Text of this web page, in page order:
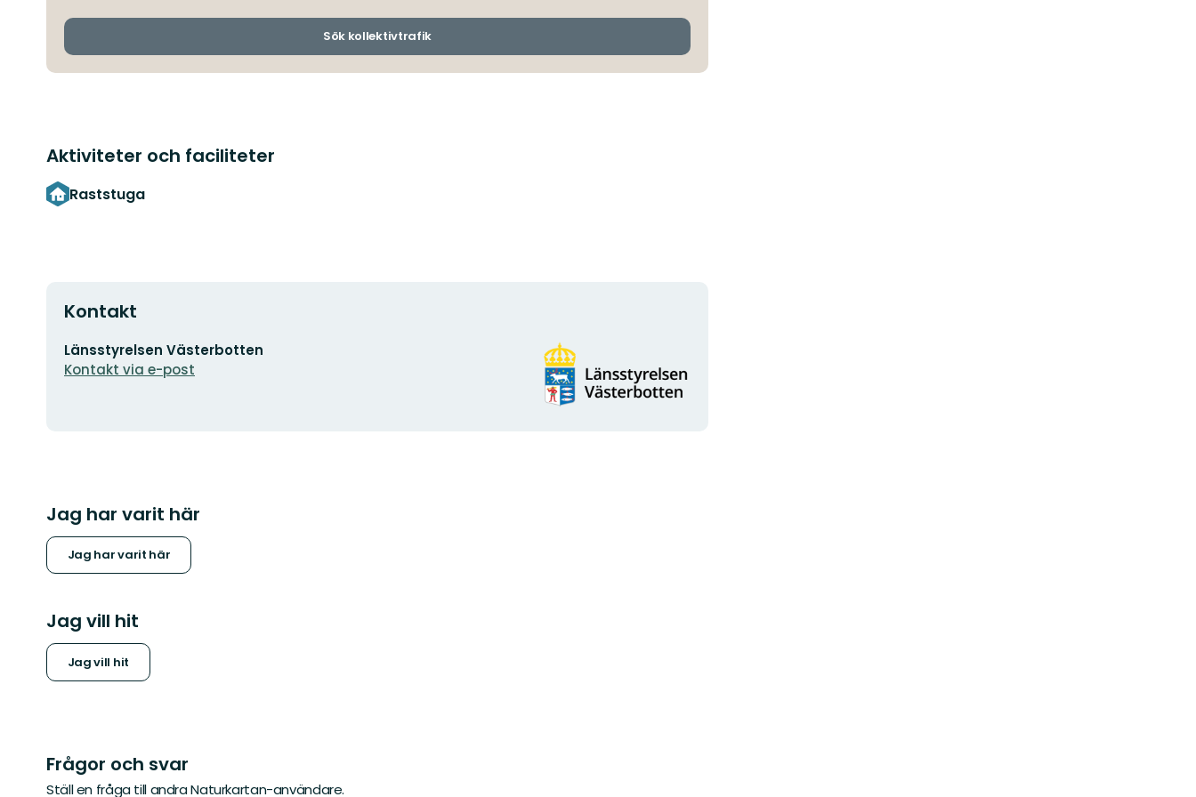
och
Sök kollektivtrafik
Aktiviteter och faciliteter
Raststuga
Kontakt
E-
postadress
Länsstyrelsen Västerbotten
Kontakt via e-post
Organisationens
logotyp
Jag har varit här
Jag har varit här
Jag vill hit
Jag vill hit
Frågor och svar
Ställ en fråga till andra Naturkartan-användare.